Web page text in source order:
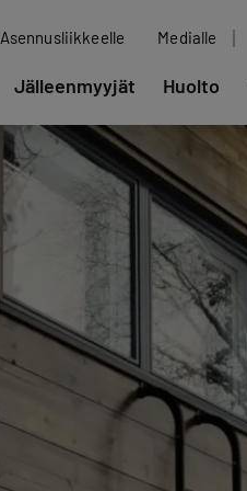
Asennusliikkeelle Medialle
Jälleenmyyjät Huolto